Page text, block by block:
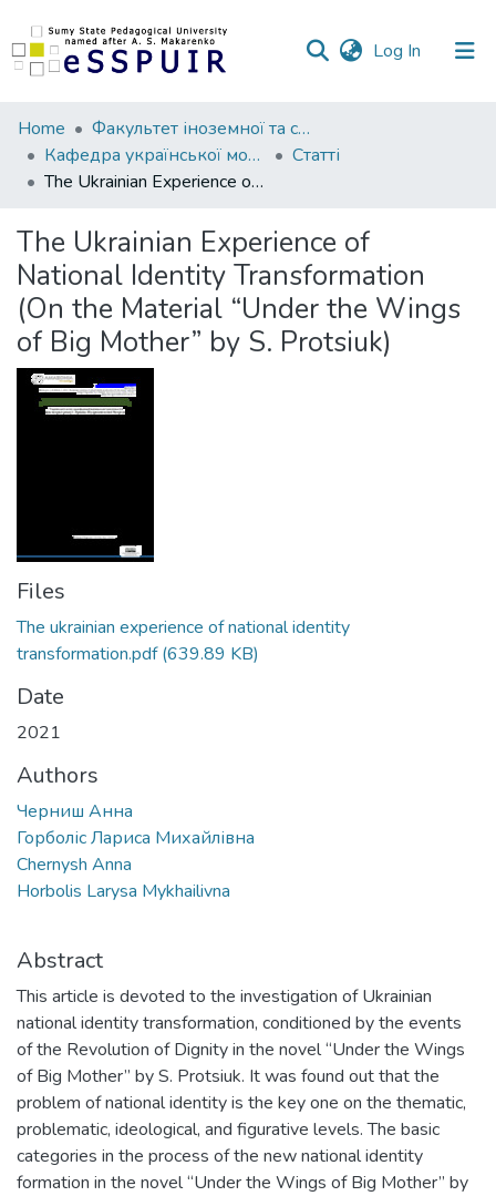
Log In (current)
Communities
&
Collections
Statistics
Home
Факультет іноземної та слов’янської філології
Кафедра української мови та літератури
Статті
The Ukrainian Experience of National Identity Transformation (On the Material “Under the Wings of Big Mother” by S. Protsiuk)
The Ukrainian Experience of
National Identity Transformation
(On the Material “Under the Wings
of Big Mother” by S. Protsiuk)
Files
The ukrainian experience of national identity
transformation.pdf(639.89 KB)
Date
2021
Authors
Черниш Анна
Горболіс Лариса Михайлівна
Chernysh Anna
Horbolis Larysa Mykhailivna
Abstract
This article is devoted to the investigation of Ukrainian
national identity transformation, conditioned by the events
of the Revolution of Dignity in the novel “Under the Wings
of Big Mother” by S. Protsiuk. It was found out that the
problem of national identity is the key one on the thematic,
problematic, ideological, and figurative levels. The basic
categories in the process of the new national identity
formation in the novel “Under the Wings of Big Mother” by